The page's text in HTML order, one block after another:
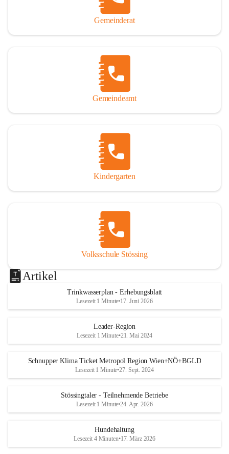
Gemeinderat
Gemeindeamt
Kindergarten
Volksschule Stössing
Artikel
Trinkwasserplan - Erhebungsblatt
Lesezeit 1 Minute•17. Juni 2026
Leader-Region
Lesezeit 1 Minute•21. Mai 2024
Schnupper Klima Ticket Metropol Region Wien+NÖ+BGLD
Lesezeit 1 Minute•27. Sept. 2024
Stössingtaler - Teilnehmende Betriebe
Lesezeit 1 Minute•24. Apr. 2026
Hundehaltung
Lesezeit 4 Minuten•17. März 2026